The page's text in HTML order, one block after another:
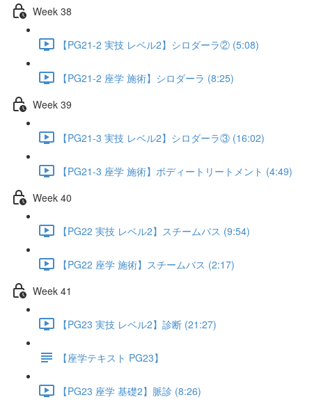
Week 38
【PG21-2 実技 レベル2】シロダーラ② (5:08)
【PG21-2 座学 施術】シロダーラ (8:25)
Week 39
【PG21-3 実技 レベル2】シロダーラ③ (16:02)
【PG21-3 座学 施術】ボディートリートメント (4:49)
Week 40
【PG22 実技 レベル2】スチームバス (9:54)
【PG22 座学 施術】スチームバス (2:17)
Week 41
【PG23 実技 レベル2】診断 (21:27)
【座学テキスト PG23】
【PG23 座学 基礎2】脈診 (8:26)